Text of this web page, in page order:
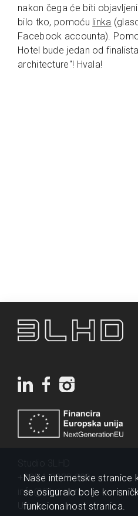
nakon čega će biti
bilo tko, pomoću linka
Facebook accounta).
Hotel bude jedan od
architecture"! Hvala!
+385 1 2320 200
info@3lhd.com
Urania
Naše internetske stranice
se osiguralo bolje
funkcionalnost stranica.